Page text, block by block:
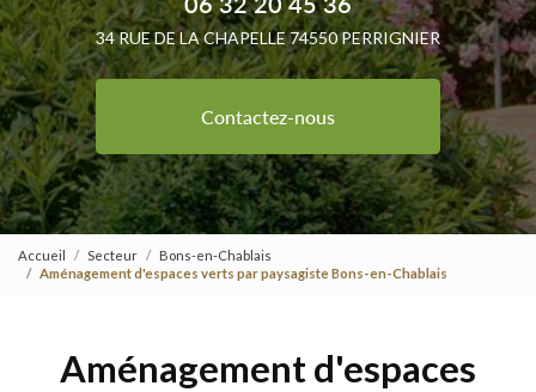
34 RUE DE LA CHAPELLE 74550 PERRIGNIER
Contactez-nous
Accueil Secteur
Bons-en-Chablais
Aménagement d'espaces verts par paysagiste Bons-en-Chablais
Aménagement d'espaces